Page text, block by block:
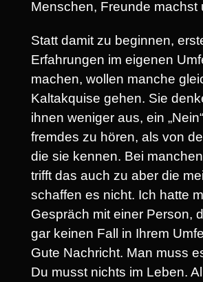
Menschen, Freunde machst
Statt damit zu beginnen,
Erfahrungen im eigenen
machen, wollen manche
Kaltakquise gehen. Sie
ihnen weniger aus, ein
fremdes zu hören, als von
die sie kennen. Bei
trifft das auch zu aber die
schaffen es nicht. Ich hatte
Gespräch mit einer Person,
gar keinen Fall in Ihrem
Gute Nachricht. Man muss
Du musst nichts im Leben.